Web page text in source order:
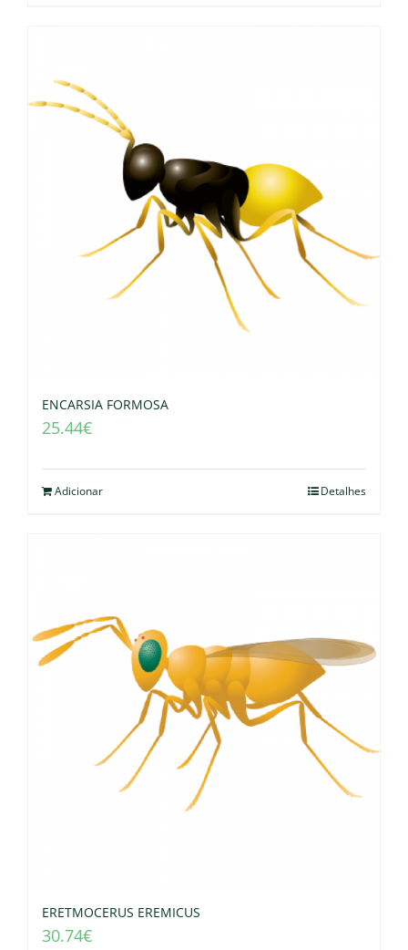
ENCARSIA FORMOSA
25.44€
Adicionar Detalhes
ERETMOCERUS EREMICUS
30.74€